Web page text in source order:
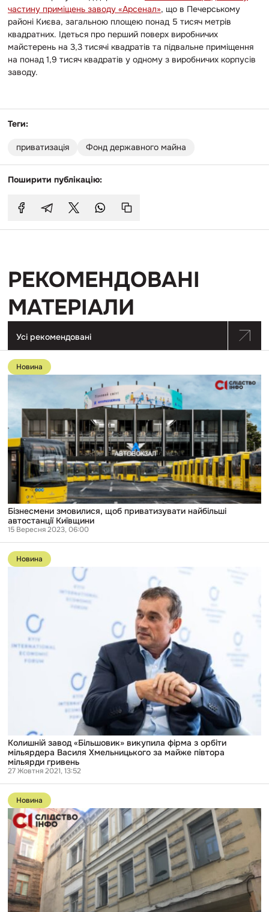
частину приміщень заводу «Арсенал», що в Печерському
районі Києва, загальною площею понад 5 тисяч метрів
квадратних. Ідеться про перший поверх виробничих
майстерень на 3,3 тисячі квадратів та підвальне приміщення
на понад 1,9 тисяч квадратів у одному з виробничих корпусів
заводу.
Теги:
приватизація Фонд державного майна
Поширити публікацію:
РЕКОМЕНДОВАНІ
МАТЕРІАЛИ
Усі рекомендовані
Перейти
до
публікації
Бізнесмени
змовилися,
приватизувати
найбільші
автостанції
Київщини
Новина
Бізнесмени змовилися, щоб приватизувати найбільші
автостанції Київщини
15 Вересня 2023, 06:00
Перейти
до
публікації
орбіти
мільярдера
Василя
Хмельницького
Новина
Колишній завод «Більшовик» викупила фірма з орбіти
мільярдера Василя Хмельницького за майже півтора
мільярди гривень
27 Жовтня 2021, 13:52
Перейти
до
публікації
Брат
Кличка
отримав
столітній
дім
центрі
Києва
через
сумнівну
Новина